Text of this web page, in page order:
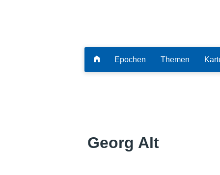
Epochen Themen
Georg Alt